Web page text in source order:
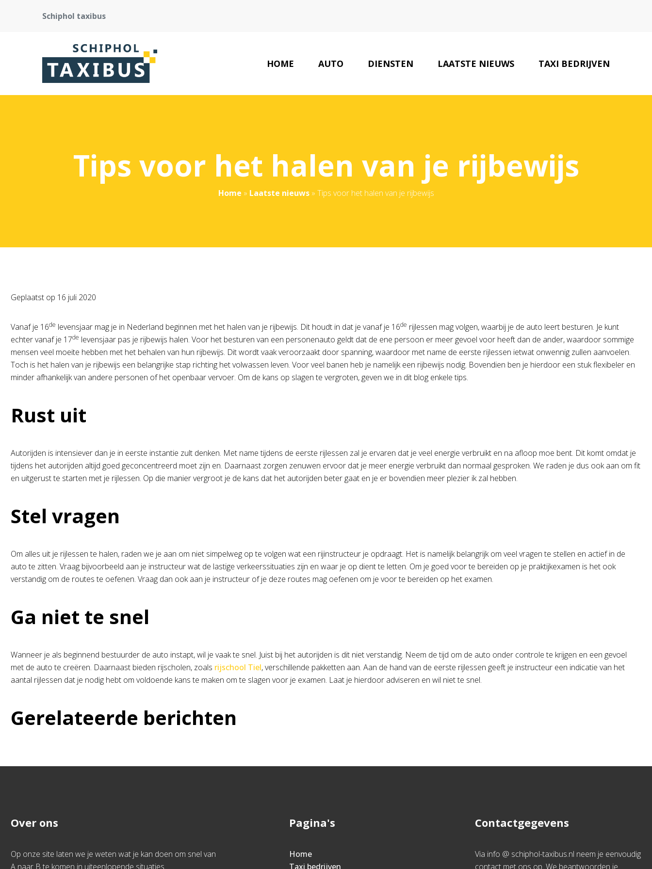
Schiphol taxibus
HOME AUTO DIENSTEN LAATSTE NIEUWS TAXI BEDRIJVEN
Tips voor het halen van je rijbewijs
Home » Laatste nieuws» Tips voor het halen van je rijbewijs
Geplaatst op 16 juli 2020
Vanaf je 16de levensjaar mag je in Nederland beginnen met het halen van je rijbewijs. Dit houdt in dat je vanaf je 16de rijlessen mag volgen, waarbij je de auto leert besturen. Je kunt
echter vanaf je 17de levensjaar pas je rijbewijs halen. Voor het besturen van een personenauto geldt dat de ene persoon er meer gevoel voor heeft dan de ander, waardoor sommige
mensen veel moeite hebben met het behalen van hun rijbewijs. Dit wordt vaak veroorzaakt door spanning, waardoor met name de eerste rijlessen ietwat onwennig zullen aanvoelen.
Toch is het halen van je rijbewijs een belangrijke stap richting het volwassen leven. Voor veel banen heb je namelijk een rijbewijs nodig. Bovendien ben je hierdoor een stuk flexibeler en
minder afhankelijk van andere personen of het openbaar vervoer. Om de kans op slagen te vergroten, geven we in dit blog enkele tips.
Rust uit
Autorijden is intensiever dan je in eerste instantie zult denken. Met name tijdens de eerste rijlessen zal je ervaren dat je veel energie verbruikt en na afloop moe bent. Dit komt omdat je
tijdens het autorijden altijd goed geconcentreerd moet zijn en. Daarnaast zorgen zenuwen ervoor dat je meer energie verbruikt dan normaal gesproken. We raden je dus ook aan om fit
en uitgerust te starten met je rijlessen. Op die manier vergroot je de kans dat het autorijden beter gaat en je er bovendien meer plezier ik zal hebben.
Stel vragen
Om alles uit je rijlessen te halen, raden we je aan om niet simpelweg op te volgen wat een rijinstructeur je opdraagt. Het is namelijk belangrijk om veel vragen te stellen en actief in de
auto te zitten. Vraag bijvoorbeeld aan je instructeur wat de lastige verkeerssituaties zijn en waar je op dient te letten. Om je goed voor te bereiden op je praktijkexamen is het ook
verstandig om de routes te oefenen. Vraag dan ook aan je instructeur of je deze routes mag oefenen om je voor te bereiden op het examen.
Ga niet te snel
Wanneer je als beginnend bestuurder de auto instapt, wil je vaak te snel. Juist bij het autorijden is dit niet verstandig. Neem de tijd om de auto onder controle te krijgen en een gevoel
met de auto te creëren. Daarnaast bieden rijscholen, zoals rijschool Tiel, verschillende pakketten aan. Aan de hand van de eerste rijlessen geeft je instructeur een indicatie van het
aantal rijlessen dat je nodig hebt om voldoende kans te maken om te slagen voor je examen. Laat je hierdoor adviseren en wil niet te snel.
Gerelateerde berichten
Over ons
Op onze site laten we je weten wat je kan doen om snel van
A naar B te komen in uiteenlopende situaties.
Pagina's
Home
Taxi bedrijven
Contactgegevens
Via info @ schiphol-taxibus.nl neem je eenvoudig
contact met ons op. We beantwoorden je